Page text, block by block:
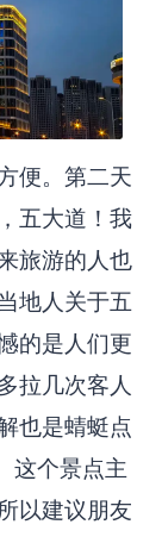
便。第二天
五大道！我
旅游的人也
地人关于五
的是人们更
拉几次客人
也是蜻蜓点
这个景点主
以建议朋友